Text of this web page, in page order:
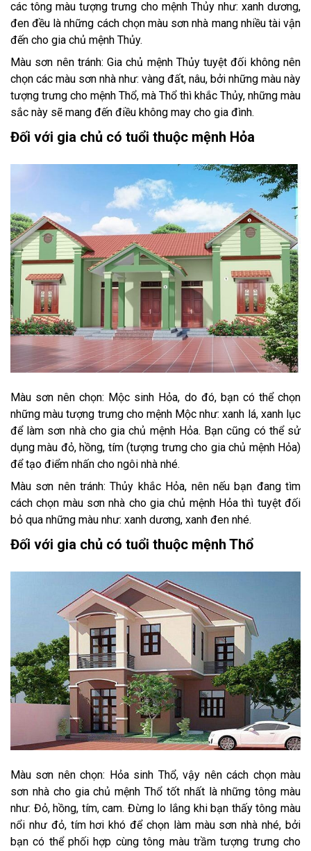
các tông màu tượng trưng cho mệnh Thủy như: xanh dương,
đen đều là những cách chọn màu sơn nhà mang nhiều tài vận
đến cho gia chủ mệnh Thủy.
Màu sơn nên tránh: Gia chủ mệnh Thủy tuyệt đối không nên
chọn các màu sơn nhà như: vàng đất, nâu, bởi những màu này
tượng trưng cho mệnh Thổ, mà Thổ thì khắc Thủy, những màu
sắc này sẽ mang đến điều không may cho gia đình.
Đối với gia chủ có tuổi thuộc mệnh Hỏa
Màu sơn nên chọn: Mộc sinh Hỏa, do đó, bạn có thể chọn
những màu tượng trưng cho mệnh Mộc như: xanh lá, xanh lục
để làm sơn nhà cho gia chủ mệnh Hỏa. Bạn cũng có thể sử
dụng màu đỏ, hồng, tím (tượng trưng cho gia chủ mệnh Hỏa)
để tạo điểm nhấn cho ngôi nhà nhé.
Màu sơn nên tránh: Thủy khắc Hỏa, nên nếu bạn đang tìm
cách chọn màu sơn nhà cho gia chủ mệnh Hỏa thì tuyệt đối
bỏ qua những màu như: xanh dương, xanh đen nhé.
Đối với gia chủ có tuổi thuộc mệnh Thổ
Màu sơn nên chọn: Hỏa sinh Thổ, vậy nên cách chọn màu
sơn nhà cho gia chủ mệnh Thổ tốt nhất là những tông màu
như: Đỏ, hồng, tím, cam. Đừng lo lắng khi bạn thấy tông màu
nổi như đỏ, tím hơi khó để chọn làm màu sơn nhà nhé, bởi
bạn có thể phối hợp cùng tông màu trầm tượng trưng cho